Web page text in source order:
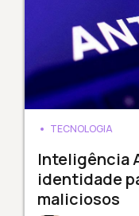
TECNOLOGIA
Inteligência
identidade
maliciosos